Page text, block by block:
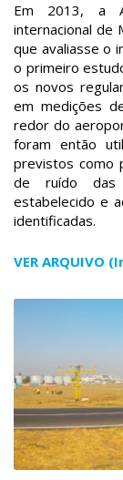
Em 2013, a
internacional de
que avaliasse o
o primeiro
os novos
em medições
redor do
foram então
previstos como
de ruído das
estabelecido e
identificadas.
VER ARQUIVO